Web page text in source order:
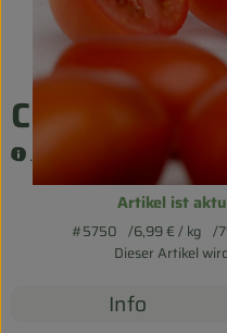
Vorratskammer
Getränke
Kosmetik
Haus & Garten
Biohof erleben
Biokorb so geht`s
.
Artikel ist
#5750 6,99 €/ kg
Dieser Artikel
Info